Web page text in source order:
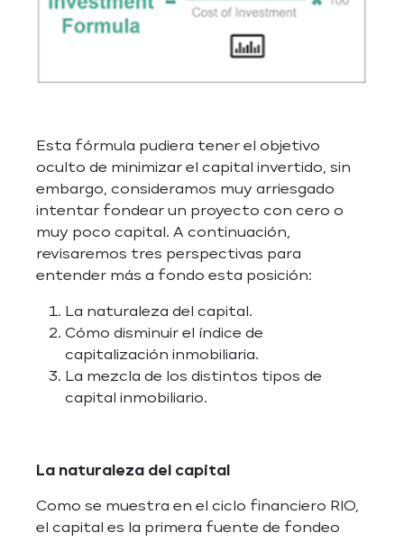
Esta fórmula pudiera tener el objetivo
oculto de minimizar el capital invertido, sin
embargo, consideramos muy arriesgado
intentar fondear un proyecto con cero o
muy poco capital. A continuación,
revisaremos tres perspectivas para
entender más a fondo esta posición:
La naturaleza del capital.
Cómo disminuir el índice de
capitalización inmobiliaria.
La mezcla de los distintos tipos de
capital inmobiliario.
La naturaleza del capital
Como se muestra en el ciclo financiero RIO,
el capital es la primera fuente de fondeo